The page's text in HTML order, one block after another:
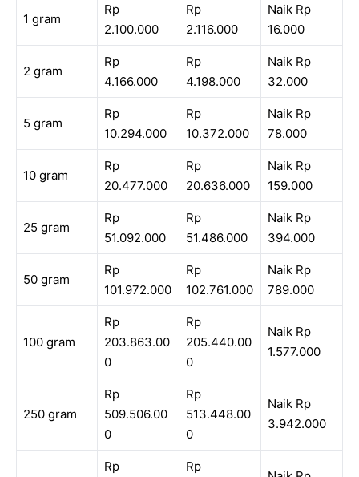
1 gram
Rp
2.100.000
Rp
2.116.000
Naik Rp
16.000
2 gram
Rp
4.166.000
Rp
4.198.000
Naik Rp
32.000
5 gram
Rp
10.294.000
Rp
10.372.000
Naik Rp
78.000
10 gram
Rp
20.477.000
Rp
20.636.000
Naik Rp
159.000
25 gram
Rp
51.092.000
Rp
51.486.000
Naik Rp
394.000
50 gram
Rp
101.972.000
Rp
102.761.000
Naik Rp
789.000
100 gram
Rp
203.863.00
0
Rp
205.440.00
0
Naik Rp
1.577.000
250 gram
Rp
509.506.00
0
Rp
513.448.00
0
Naik Rp
3.942.000
Rp Rp